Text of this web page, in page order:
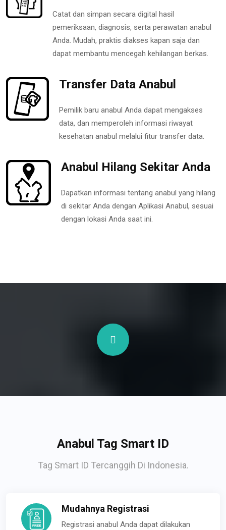
Catat dan simpan secara digital hasil
pemeriksaan, diagnosis, serta perawatan anabul
Anda. Mudah, praktis diakses kapan saja dan
dapat membantu mencegah kehilangan berkas.
Transfer Data Anabul
Pemilik baru anabul Anda dapat mengakses
data, dan memperoleh informasi riwayat
kesehatan anabul melalui fitur transfer data.
Anabul Hilang Sekitar Anda
Dapatkan informasi tentang anabul yang hilang
di sekitar Anda dengan Aplikasi Anabul, sesuai
dengan lokasi Anda saat ini.
Anabul Tag Smart ID
Tag Smart ID Tercanggih Di Indonesia.
Mudahnya Registrasi
Registrasi anabul Anda dapat dilakukan